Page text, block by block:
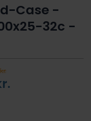
Case -
32c -